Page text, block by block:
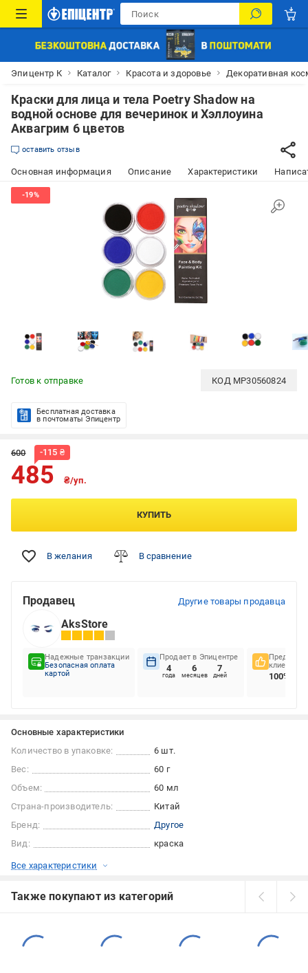
Эпицентр К Каталог Красота и здоровье Декоративная
Краски для лица и тела Poetry Shadow на
водной основе для вечеринок и Хэллоуина
Аквагрим 6 цветов
оставить отзыв
Основная информация Описание Характеристики
Готов к отправке КОД MP30560824
Бесплатная доставка
в почтоматы Эпицентр
600 -115 ₴
485 ₴/уп.
КУПИТЬ
В желания В сравнение
Продавец Другие товары продавца
AksStore
Надежные транзакции
Безопасная оплата
картой
Продает в Эпицентре
4
года
6
месяцев
7
дней
клиентов
100%
Основные характеристики
Количество в упаковке:
6 шт.
Вес:
60 г
Объем:
60 мл
Страна-производитель:
Китай
Бренд:
Другое
Вид:
краска
Все характеристики
Также покупают из категорий